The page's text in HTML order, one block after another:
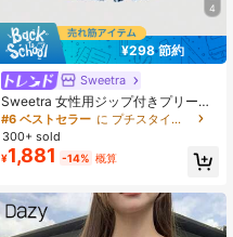
4
¥298 節約
Sweetra
Sweetra 女性用ジップ付きプリーツ
デニムキャミソール
#6 ベストセラー
に プチスタイル 女性用デニム
300+ sold
¥1,881 -14% 概算